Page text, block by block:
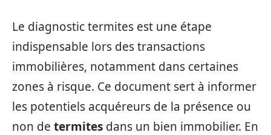
Le diagnostic termites est une étape
indispensable lors des transactions
immobilières, notamment dans certaines
zones à risque. Ce document sert à informer
les potentiels acquéreurs de la présence ou
non de termites dans un bien immobilier. En